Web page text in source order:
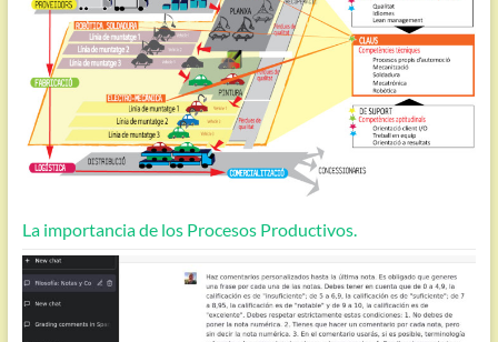
La importancia de los Procesos Productivos.